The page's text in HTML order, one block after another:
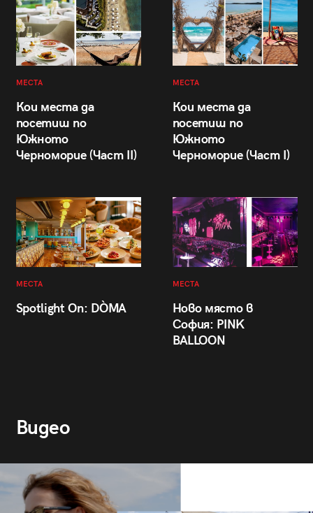
МЕСТА
Кои места да
посетиш по
Южното
Черноморие (Част II)
МЕСТА
Кои места да
посетиш по
Южното
Черноморие (Част I)
МЕСТА
Spotlight On: DÒMA
МЕСТА
Ново място в
София: PINK
BALLOON
Видео